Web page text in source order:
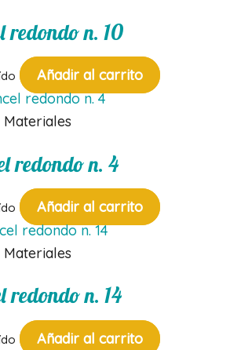
redondo n. 10
Añadir al carrito
Materiales
redondo n. 4
Añadir al carrito
Materiales
redondo n. 14
Añadir al carrito